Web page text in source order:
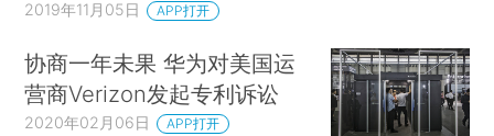
2019年11月05日 APP打开
协商一年未果 华为对美国运
营商Verizon发起专利诉讼
2020年02月06日 APP打开